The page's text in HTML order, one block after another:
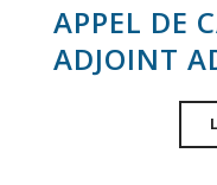
APPEL DE
ADJOINT